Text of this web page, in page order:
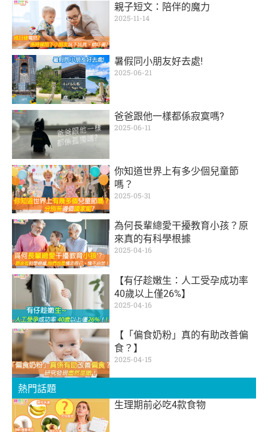
親子短文：陪伴的魔力
2025-11-14
暑假同小朋友好去處!
2025-06-21
爸爸跟他一樣都係寂寞嗎?
2025-06-11
你知道世界上有多少個兒童節
嗎？
2025-05-31
為何長輩總愛干擾教育小孩？原
來真的有科學根據
2025-04-16
【有仔趁嫩生：人工受孕成功率
40歲以上僅26%】
2025-04-16
【「偏食奶粉」真的有助改善偏
食？】
2025-04-15
熱門話題
生理期前必吃4款食物